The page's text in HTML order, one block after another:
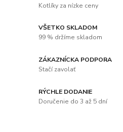
Kotlíky za nízke ceny
VŠETKO SKLADOM
99 % držíme skladom
ZÁKAZNÍCKA PODPORA
Stačí zavolať
RÝCHLE DODANIE
Doručenie do 3 až 5 dní